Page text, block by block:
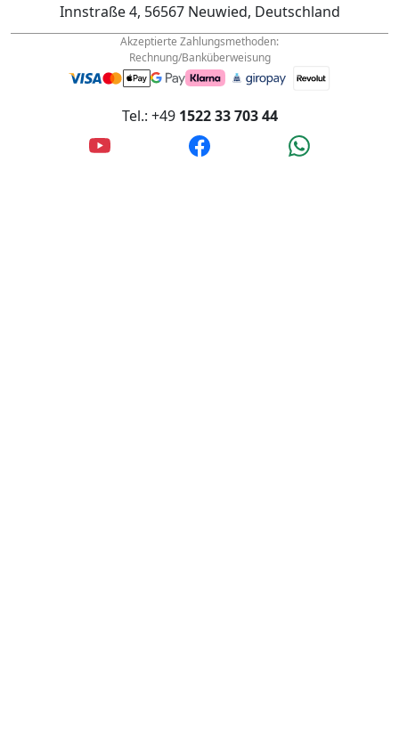
info@wanderfalke-kurier.de
Innstraße 4, 56567 Neuwied, Deutschland
Akzeptierte Zahlungsmethoden:
Rechnung/Banküberweisung
1522 33 703 44